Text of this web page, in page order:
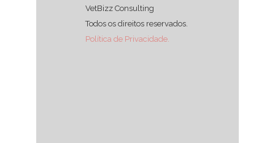
VetBizz Consulting
Todos os direitos reservados.
Política de Privacidade.